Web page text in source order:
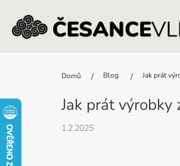
Domů Blog Jak prát
Jak prát výrobky
1.2.2025